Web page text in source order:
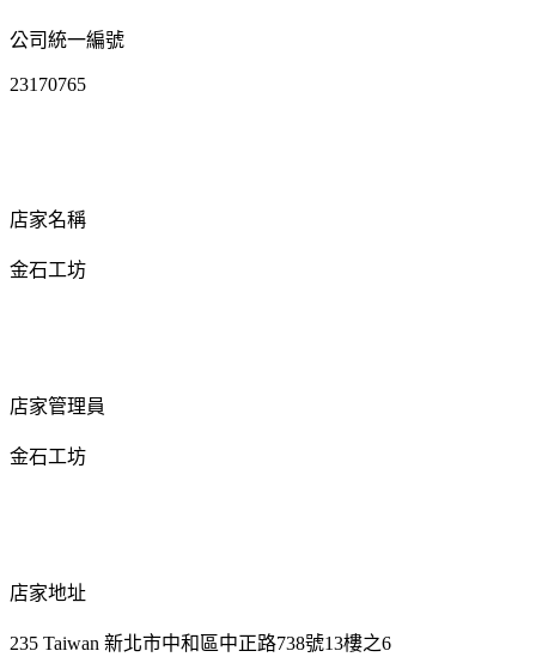
公司統一編號
23170765
店家名稱
金石工坊
店家管理員
金石工坊
店家地址
235 Taiwan 新北市中和區中正路738號13樓之6